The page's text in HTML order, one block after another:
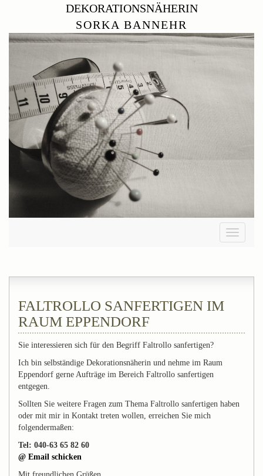
DEKORATIONSNÄHERIN
SORKA BANNEHR
Toggle
FALTROLLO SANFERTIGEN IM
RAUM EPPENDORF
Sie interessieren sich für den Begriff Faltrollo sanfertigen?
Ich bin selbständige Dekorationsnäherin und nehme im Raum
Eppendorf gerne Aufträge im Bereich Faltrollo sanfertigen
entgegen.
Sollten Sie weitere Fragen zum Thema Faltrollo sanfertigen haben
oder mit mir in Kontakt treten wollen, erreichen Sie mich
folgendermaßen:
Tel: 040-63 65 82 60
@ Email schicken
Mit freundlichen Grüßen